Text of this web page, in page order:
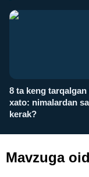
8 ta keng
xato: nimalardan
kerak?
Mavzuga